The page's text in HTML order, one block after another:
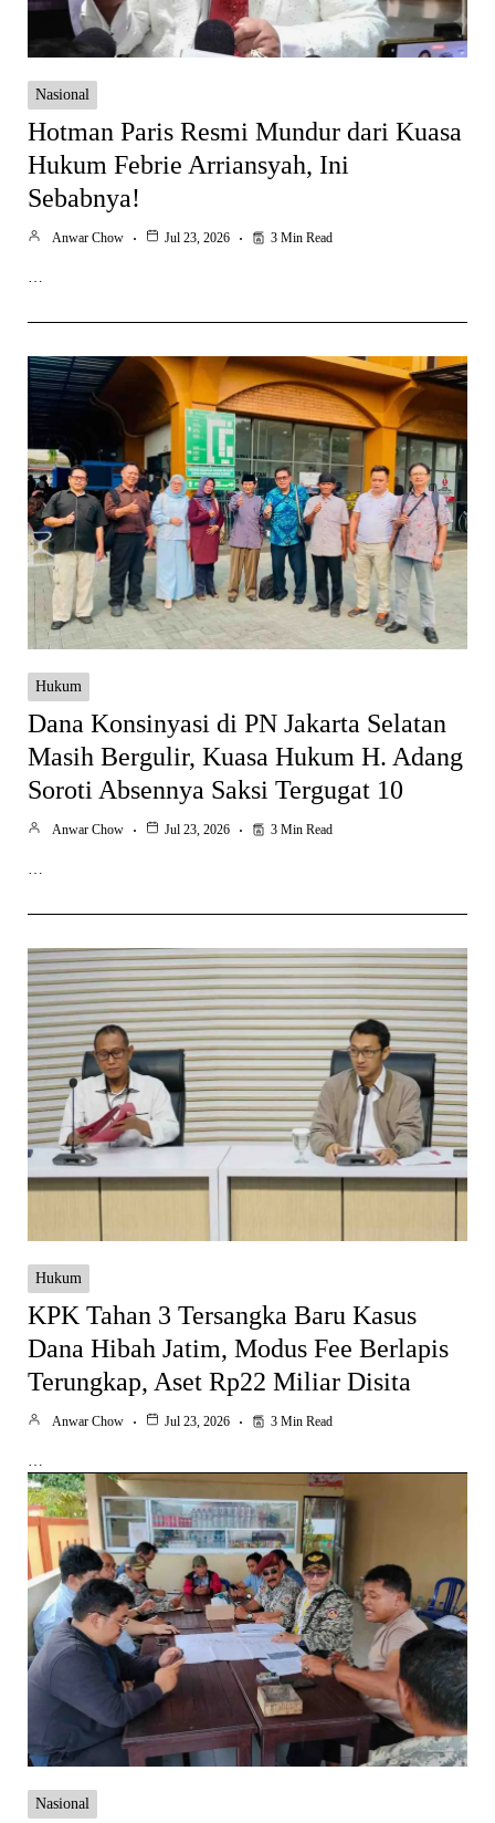
Nasional
Hotman Paris Resmi Mundur dari Kuasa
Hukum Febrie Arriansyah, Ini
Sebabnya!
Anwar Chow Jul 23, 2026 3 Min Read
Hukum
Dana Konsinyasi di PN Jakarta Selatan
Masih Bergulir, Kuasa Hukum H. Adang
Soroti Absennya Saksi Tergugat 10
Anwar Chow Jul 23, 2026 3 Min Read
Hukum
KPK Tahan 3 Tersangka Baru Kasus
Dana Hibah Jatim, Modus Fee Berlapis
Terungkap, Aset Rp22 Miliar Disita
Anwar Chow Jul 23, 2026 3 Min Read
…
Nasional